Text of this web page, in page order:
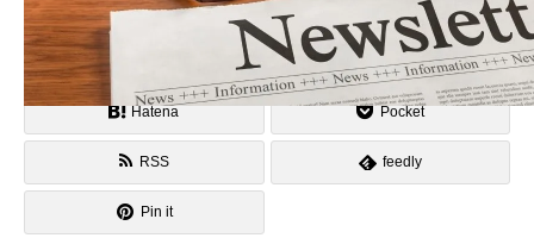
2022.02.14
Share
Hatena Pocket
RSS feedly
Pin it